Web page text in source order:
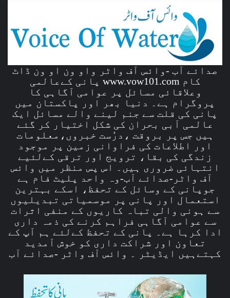
صدائے آب -وائس آف واٹر واو ون او ون ڈاٹ
کام www.vow101.com پانی کےعالمی
وعلاقائی مسائل پر عوامی آگاہی کا
پروگرام ہے۔ دنیا بھر اور پاکستان میں
پانی کی قلت سے جنم لینے والے مسائل ایک
عالمی آبی بحران کی شکل اختیار کر گئے
ہیں جس پر بروقت ،درُست خبروں،معلومات
اور اطلاعات کی فراوانی زمین پر موجود
زندگی کی بقا، ترویج اور ترقی کےلئیے
انتہائی ضروری ہیں۔ اس پس منظر میں وائس
آف واٹر-صدائے آب-وہ واحد پلیٹ فام ہے
جوپانی کے وسائل کے تحفظ، اسکے بہترین
استعمال اور پانی پر موسمیاتی تبدیلیوں
سے ہونی والی تباہ کاریوں کے منفی اثرات
سے عوامی آگاہی فراہم کرنے کی ذمہ داری
ادا کرہا ہے۔ پانی کے تحفظ کےلئے ہم آپ کے
تعاون اور شراکت داری کو خوش آمدید
کہتےہیں ایڈیٹر ۔ وائس آف واٹر -صدائے آب